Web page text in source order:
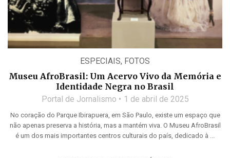
ESPECIAIS, FOTOS
Museu AfroBrasil: Um Acervo Vivo da Memória e
Identidade Negra no Brasil
Portal de Jornalismo 1 de abril de 2025
No coração do Parque Ibirapuera, em São Paulo, existe um espaço que
não apenas preserva a história, mas a mantém viva. O Museu AfroBrasil
é um dos mais importantes centros culturais do país, dedicado à ...